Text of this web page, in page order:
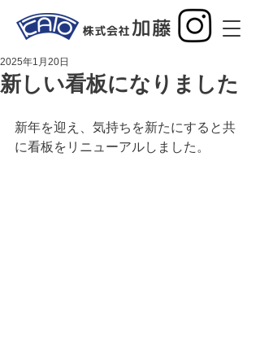
新しい看板になりました
2025年1月20日
新年を迎え、気持ちを新たにすると共
に看板をリニューアルしました。